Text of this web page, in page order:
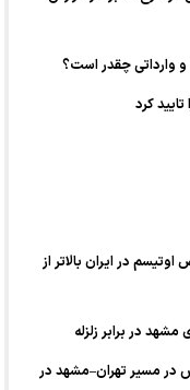
وارداتی چقدر است؟
کرد
در ایران بالاتر از
در برابر زلزله
در مسیر تهران–مشهد در